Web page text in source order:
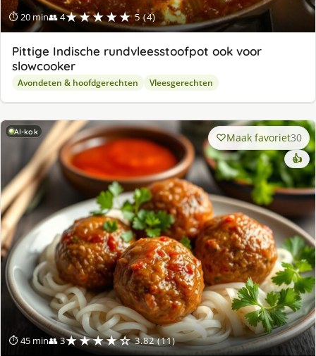
⏱ 20 min👥 4★★★★★ 5 (4)
Pittige Indische rundvleesstoofpot ook voor
slowcooker
Avondeten & hoofdgerechten Vleesgerechten
AI-kok
⏱ 45 min👥 3★★★★☆ 3.82 (11)
Maak favoriet30
👍